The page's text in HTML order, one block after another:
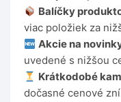
Balíčky
viac položiek za
Akcie na
uvedené s nižšou
Krátkodobé
dočasné cenové